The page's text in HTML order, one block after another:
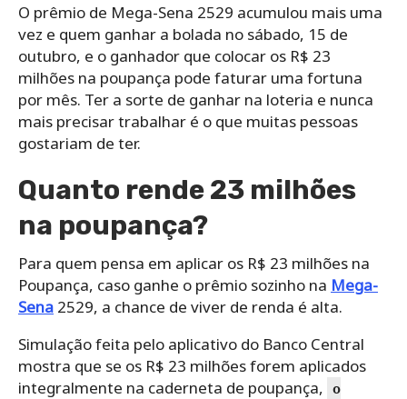
O prêmio de Mega-Sena 2529 acumulou mais uma
vez e quem ganhar a bolada no sábado, 15 de
outubro, e o ganhador que colocar os R$ 23
milhões na poupança pode faturar uma fortuna
por mês. Ter a sorte de ganhar na loteria e nunca
mais precisar trabalhar é o que muitas pessoas
gostariam de ter.
Quanto rende 23 milhões
na poupança?
Para quem pensa em aplicar os R$ 23 milhões na
Poupança, caso ganhe o prêmio sozinho na Mega-
Sena 2529, a chance de viver de renda é alta.
Simulação feita pelo aplicativo do Banco Central
mostra que se os R$ 23 milhões forem aplicados
integralmente na caderneta de poupança,
o